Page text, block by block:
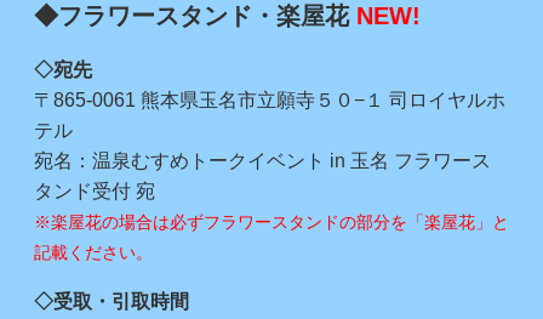
◆フラワースタンド・楽屋花 NEW!
◇宛先
〒865-0061 熊本県玉名市立願寺５０−１ 司ロイヤルホ
テル
宛名：温泉むすめトークイベント in 玉名 フラワース
タンド受付 宛
※楽屋花の場合は必ずフラワースタンドの部分を「楽屋花」と
記載ください。
◇受取・引取時間